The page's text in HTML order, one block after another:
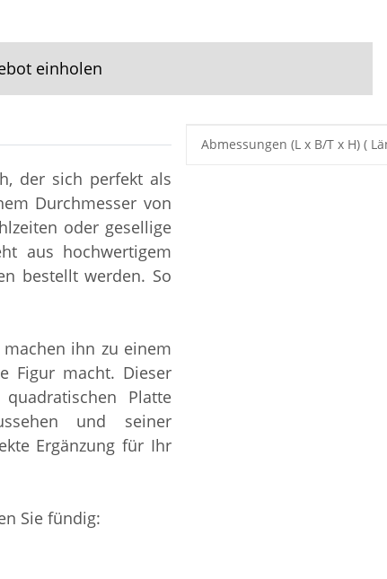
einholen
der sich perfekt als
Durchmesser von
oder gesellige
aus hochwertigem
bestellt werden. So
ihn zu einem
Figur macht. Dieser
Platte
und seiner
Ergänzung für Ihr
Sie fündig:
Produkteigenschaft
Wert
Abmessungen (L x B/T x H) (